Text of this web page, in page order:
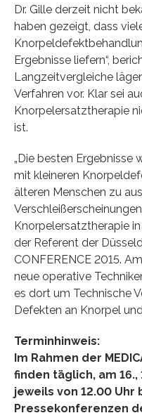
Dr. Gille derzeit nicht
haben gezeigt, dass
Ergebnisse liefern“,
Langzeitvergleiche
Verfahren vor. Klar sei
Knorpelersatztherapie
ist.
„Die besten Ergebnisse
mit kleineren
älteren Menschen zu
Knorpelersatztherapie
der Referent der
CONFERENCE 2015.
neue operative
es dort um Technische
Defekten an Knorpel
Terminhinweis:
Im Rahmen der
finden täglich, am 16.,
jeweils von 12.00 Uhr
Pressekonferenzen